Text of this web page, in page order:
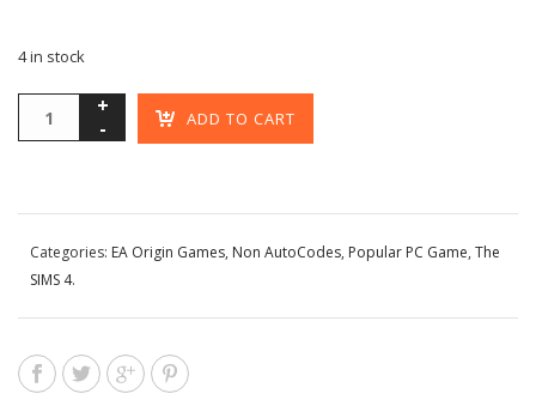
4 in stock
ADD TO CART
Categories: EA Origin Games, Non AutoCodes, Popular PC Game, The
SIMS 4.